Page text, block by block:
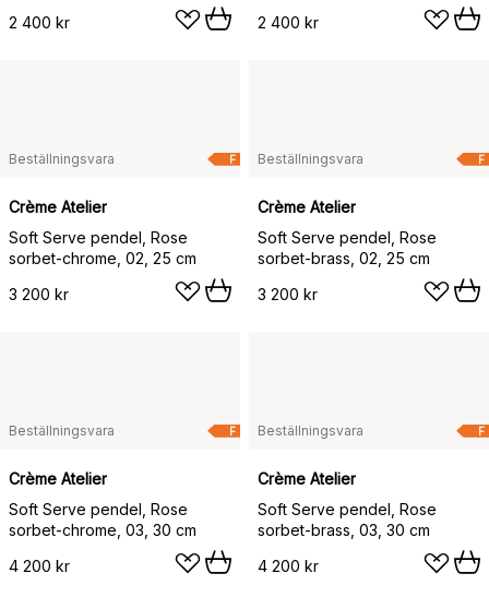
2 400 kr
2 400 kr
F
Beställningsvara
Crème Atelier
Soft Serve pendel, Rose
sorbet-chrome, 02, 25 cm
3 200 kr
F
Beställningsvara
Crème Atelier
Soft Serve pendel, Rose
sorbet-brass, 02, 25 cm
3 200 kr
F
Beställningsvara
Crème Atelier
Soft Serve pendel, Rose
sorbet-chrome, 03, 30 cm
4 200 kr
F
Beställningsvara
Crème Atelier
Soft Serve pendel, Rose
sorbet-brass, 03, 30 cm
4 200 kr